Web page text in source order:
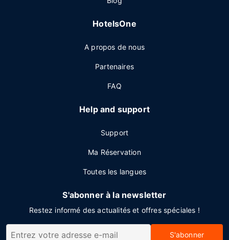
HotelsOne
A propos de nous
Partenaires
FAQ
Help and support
Support
Ma Réservation
Toutes les langues
S'abonner à la newsletter
Restez informé des actualités et offres spéciales !
S'abonner